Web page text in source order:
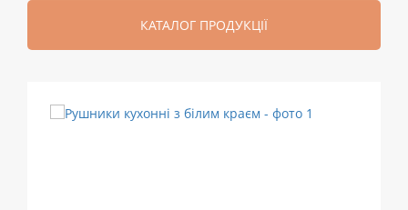
КАТАЛОГ ПРОДУКЦІЇ